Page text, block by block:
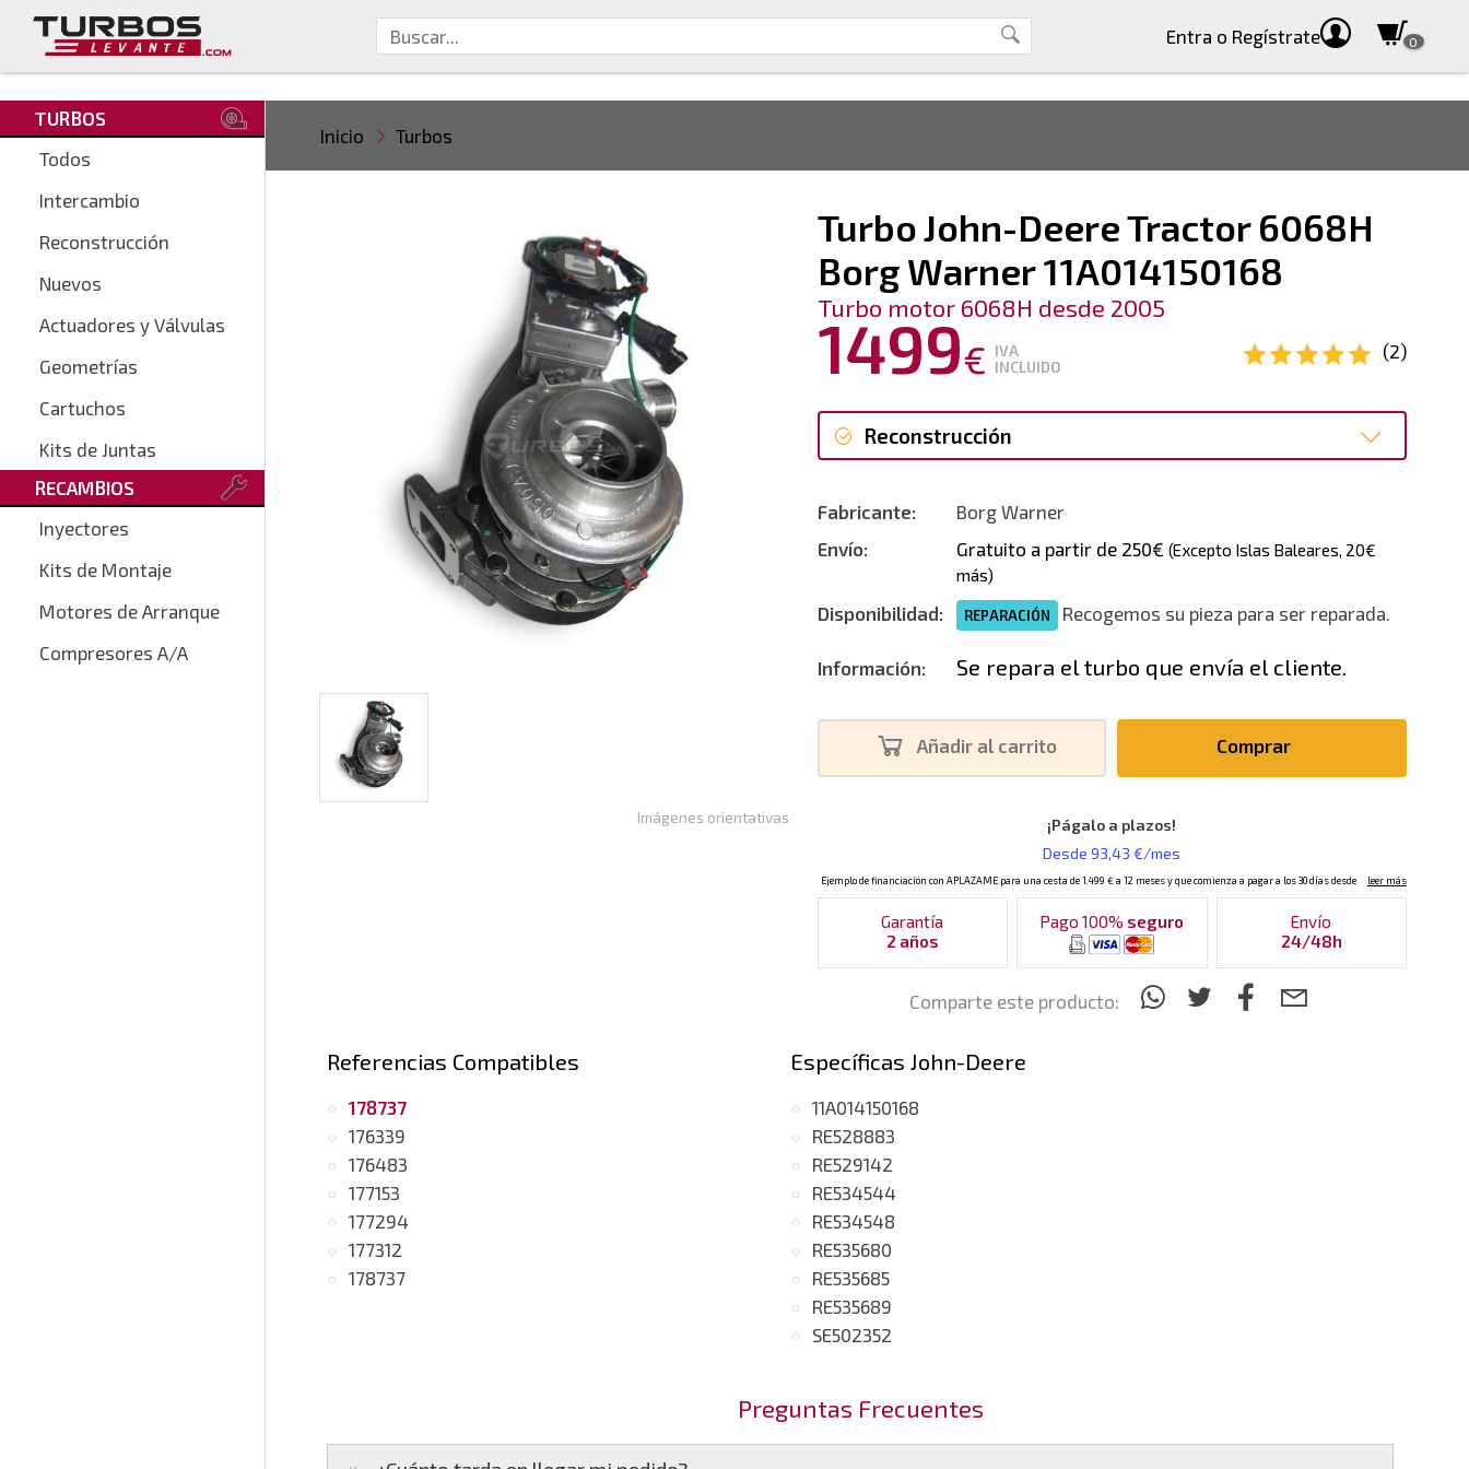
Entra o Regístrate 0
TURBOS
Todos
Intercambio
Reconstrucción
Nuevos
Actuadores y Válvulas
Geometrías
Cartuchos
Kits de Juntas
RECAMBIOS
Inyectores
Kits de Montaje
Motores de Arranque
Compresores A/A
Inicio Turbos
Turbo John-Deere Tractor 6068H
Borg Warner 11A014150168
Turbo motor 6068H desde 2005
1499€ IVA
INCLUIDO
(2)
Reconstrucción
Fabricante:
Borg Warner
Envío:
Gratuito a partir de 250€ (Excepto Islas Baleares, 20€
más)
Disponibilidad: REPARACIÓN Recogemos su pieza para ser reparada.
Información: Se repara el turbo que envía el cliente.
Añadir al carrito Comprar
Garantía
2 años
Pago 100% seguro
Envío
24/48h
Comparte este producto:
Imágenes orientativas
Referencias Compatibles
178737
176339
176483
177153
177294
177312
178737
Específicas John-Deere
11A014150168
RE528883
RE529142
RE534544
RE534548
RE535680
RE535685
RE535689
SE502352
Preguntas Frecuentes